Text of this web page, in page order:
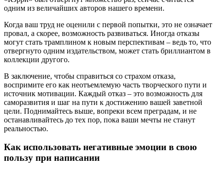
одним из величайших авторов нашего времени.
Когда ваш труд не оценили с первой попытки, это не означает
провал, а скорее, возможность развиваться. Иногда отказы
могут стать трамплином к новым перспективам – ведь то, что
отвергнуто одним издательством, может стать бриллиантом в
коллекции другого.
В заключение, чтобы справиться со страхом отказа,
воспримите его как неотъемлемую часть творческого пути и
источник мотивации. Каждый отказ – это возможность для
саморазвития и шаг на пути к достижению вашей заветной
цели. Поднимайтесь выше, вопреки всем преградам, и не
останавливайтесь до тех пор, пока ваши мечты не станут
реальностью.
Как использовать негативные эмоции в свою
пользу при написании